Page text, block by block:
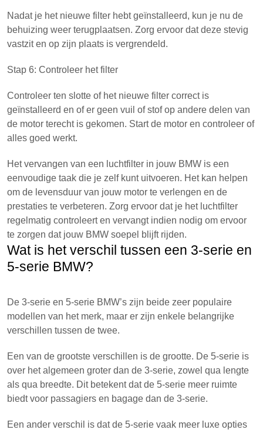
Nadat je het nieuwe filter hebt geïnstalleerd, kun je nu de
behuizing weer terugplaatsen. Zorg ervoor dat deze stevig
vastzit en op zijn plaats is vergrendeld.
Stap 6: Controleer het filter
Controleer ten slotte of het nieuwe filter correct is
geïnstalleerd en of er geen vuil of stof op andere delen van
de motor terecht is gekomen. Start de motor en controleer of
alles goed werkt.
Het vervangen van een luchtfilter in jouw BMW is een
eenvoudige taak die je zelf kunt uitvoeren. Het kan helpen
om de levensduur van jouw motor te verlengen en de
prestaties te verbeteren. Zorg ervoor dat je het luchtfilter
regelmatig controleert en vervangt indien nodig om ervoor
te zorgen dat jouw BMW soepel blijft rijden.
Wat is het verschil tussen een 3-serie en
5-serie BMW?
De 3-serie en 5-serie BMW’s zijn beide zeer populaire
modellen van het merk, maar er zijn enkele belangrijke
verschillen tussen de twee.
Een van de grootste verschillen is de grootte. De 5-serie is
over het algemeen groter dan de 3-serie, zowel qua lengte
als qua breedte. Dit betekent dat de 5-serie meer ruimte
biedt voor passagiers en bagage dan de 3-serie.
Een ander verschil is dat de 5-serie vaak meer luxe opties